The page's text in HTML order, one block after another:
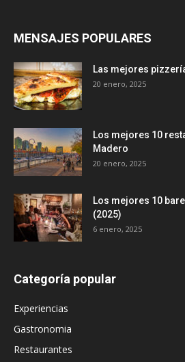
MENSAJES POPULARES
Las mejores
20 enero, 2025
Los mejores 10
Madero
20 enero, 2025
Los mejores 10
(2025)
6 enero, 2025
Categoría popular
Experiencias
Gastronomia
Restaurantes